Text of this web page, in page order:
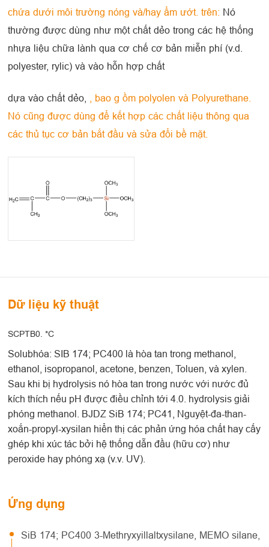
chứa dưới môi trường nóng và/hay ẩm ướt. trên: Nó
thường được dùng như một chất dẻo trong các hệ thống
nhựa liệu chữa lành qua cơ chế cơ bản miễn phí (v.d.
polyester, rylic) và vào hỗn hợp chất
dựa vào chất dẻo,
, bao g ồm polyolen và Polyurethane.
Nó cũng được dùng để kết hợp các chất liệu thông qua
các thủ tục cơ bản bắt đầu và sửa đổi bề mặt.
Dữ liệu kỹ thuật
SCPTB0. *C
Solubhóa: SIB 174; PC400 là hòa tan trong methanol,
ethanol, isopropanol, acetone, benzen, Toluen, và xylen.
Sau khi bị hydrolysis nó hòa tan trong nước với nước đủ
kích thích nếu pH được điều chỉnh tới 4.0. hydrolysis giải
phóng methanol. BJDZ SiB 174; PC41, Nguyệt-đa-than-
xoắn-propyl-xysilan hiển thị các phản ứng hóa chất hay cấy
ghép khi xúc tác bởi hệ thống dẫn đầu (hữu cơ) như
peroxide hay phóng xạ (v.v. UV).
Ứng dụng
SiB 174; PC400 3-Methryxyillaltxysilane, MEMO silane,